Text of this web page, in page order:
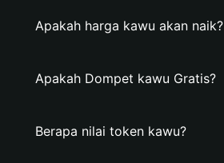
Apakah harga kawu akan naik?
Apakah Dompet kawu Gratis?
Berapa nilai token kawu?